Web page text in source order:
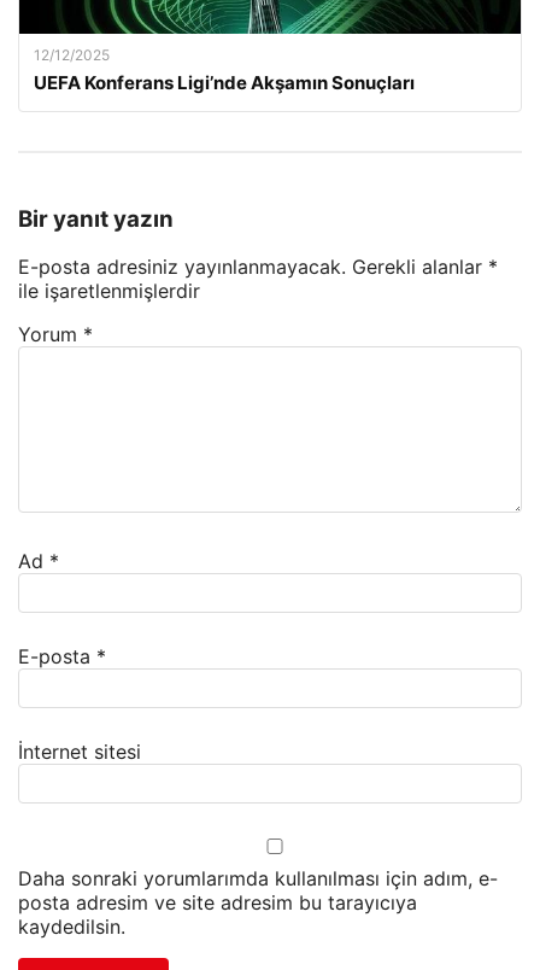
12/12/2025
UEFA Konferans Ligi’nde Akşamın Sonuçları
Bir yanıt yazın
E-posta adresiniz yayınlanmayacak. Gerekli alanlar *
ile işaretlenmişlerdir
Yorum *
Ad *
E-posta *
İnternet sitesi
Daha sonraki yorumlarımda kullanılması için adım, e-
posta adresim ve site adresim bu tarayıcıya
kaydedilsin.